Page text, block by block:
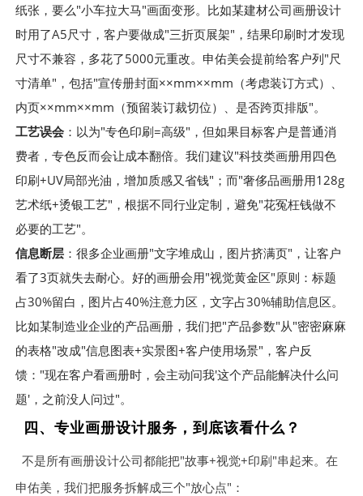
纸张，要么"小车拉大马"画面变形。比如某建材公司画册设计
时用了A5尺寸，客户要做成"三折页展架"，结果印刷时才发现
尺寸不兼容，多花了5000元重改。申佑美会提前给客户列"尺
寸清单"，包括"宣传册封面××mm××mm（考虑装订方式）、
内页××mm××mm（预留装订裁切位）、是否跨页排版"。
工艺误会 ：以为"专色印刷=高级"，但如果目标客户是普通消
费者，专色反而会让成本翻倍。我们建议"科技类画册用四色
印刷+UV局部光油，增加质感又省钱"；而"奢侈品画册用128g
艺术纸+烫银工艺"，根据不同行业定制，避免"花冤枉钱做不
必要的工艺"。
信息断层 ：很多企业画册"文字堆成山，图片挤满页"，让客户
看了3页就失去耐心。好的画册会用"视觉黄金区"原则：标题
占30%留白，图片占40%注意力区，文字占30%辅助信息区。
比如某制造业企业的产品画册，我们把"产品参数"从"密密麻麻
的表格"改成"信息图表+实景图+客户使用场景"，客户反
馈："现在客户看画册时，会主动问我'这个产品能解决什么问
题'，之前没人问过"。
四、专业画册设计服务，到底该看什么？
不是所有画册设计公司都能把"故事+视觉+印刷"串起来。在
申佑美，我们把服务拆解成三个"放心点"：